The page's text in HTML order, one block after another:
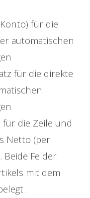
für die
automatischen
für die direkte
für die Zeile und
Netto (per
Felder
mit dem